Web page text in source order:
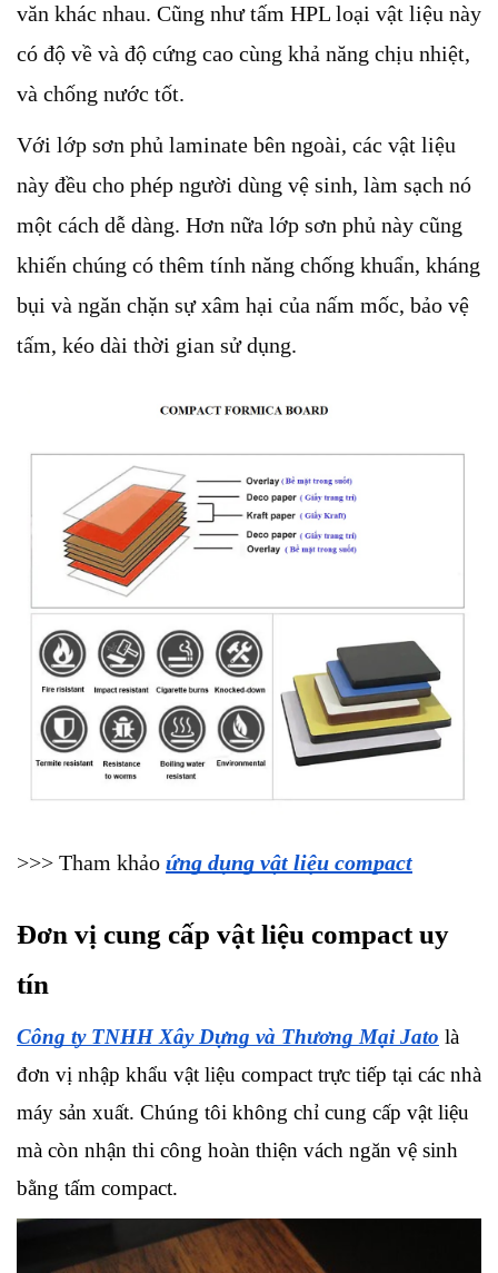
văn khác nhau. Cũng như tấm HPL loại vật liệu này
có độ về và độ cứng cao cùng khả năng chịu nhiệt,
và chống nước tốt.
Với lớp sơn phủ laminate bên ngoài, các vật liệu
này đều cho phép người dùng vệ sinh, làm sạch nó
một cách dễ dàng. Hơn nữa lớp sơn phủ này cũng
khiến chúng có thêm tính năng chống khuẩn, kháng
bụi và ngăn chặn sự xâm hại của nấm mốc, bảo vệ
tấm, kéo dài thời gian sử dụng.
>>> Tham khảo ứng dụng vật liệu compact
Đơn vị cung cấp vật liệu compact uy
tín
Công ty TNHH Xây Dựng và Thương Mại Jato là
đơn vị nhập khẩu vật liệu compact trực tiếp tại các nhà
máy sản xuất. Chúng tôi không chỉ cung cấp vật liệu
mà còn nhận thi công hoàn thiện vách ngăn vệ sinh
bằng tấm compact.